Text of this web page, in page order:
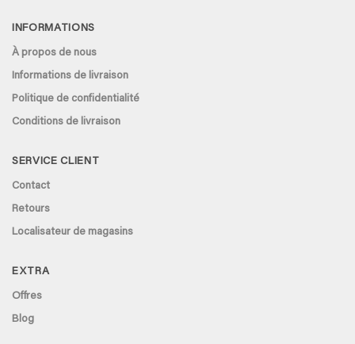
INFORMATIONS
À propos de nous
Informations de livraison
Politique de confidentialité
Conditions de livraison
SERVICE CLIENT
Contact
Retours
Localisateur de magasins
EXTRA
Offres
Blog